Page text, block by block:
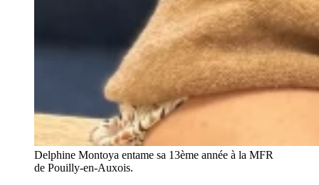
Delphine Montoya entame sa 13ème année à la MFR
de Pouilly-en-Auxois.